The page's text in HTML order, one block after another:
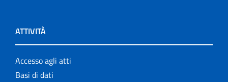
ATTIVITÀ
Accesso agli atti
Basi di dati